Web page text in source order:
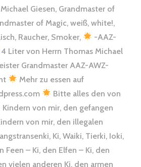
Giesen, Grandmaster of
of Magic, weiß, white!,
Raucher, Smoker,
-AAZ-
4 Liter von Herrn Thomas Michael
Grandmaster AAZ-AWZ-
Mehr zu essen auf
Bitte alles den von
von mir, den gefangen
von mir, den illegalen
Ki, Waiki, Tierki, Ioki,
Feen – Ki, den Elfen – Ki, den
vielen anderen Ki, den armen